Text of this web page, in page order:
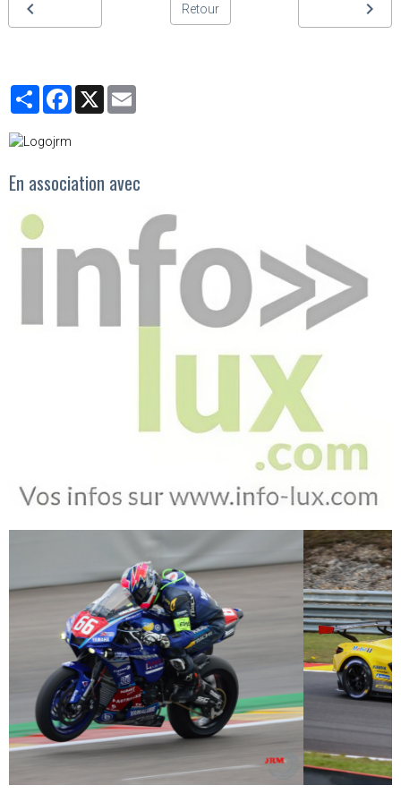
Retour
PartagerFacebook
X
En association avec